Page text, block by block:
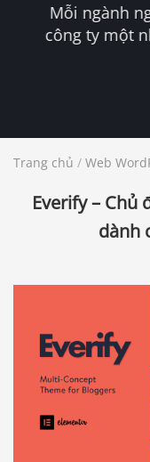
Mỗi ngành
công ty một
Trang chủ / Web
Everify – Chủ
dành